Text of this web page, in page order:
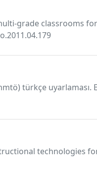
grade classrooms for
türkçe uyarlaması.
technologies